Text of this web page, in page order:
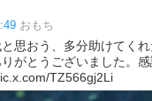
おもち
思おう、多分助けてく
がとうございました。
TZ566gj2Li